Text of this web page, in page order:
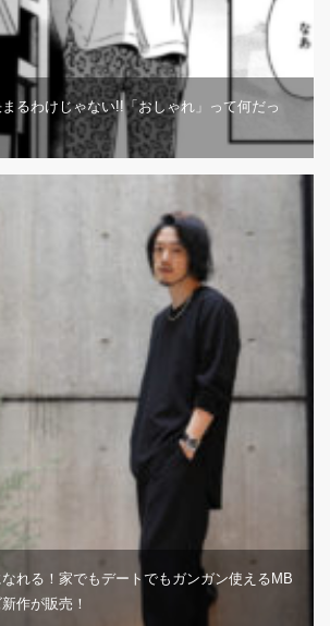
るわけじゃない!!「おしゃれ」って何だっ
れる！家でもデートでもガンガン使えるMB
作が販売！